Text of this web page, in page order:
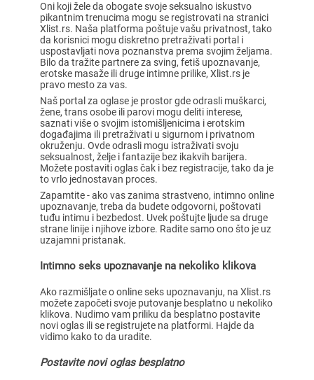
Oni koji žele da obogate svoje seksualno iskustvo
pikantnim trenucima mogu se registrovati na stranici
Xlist.rs. Naša platforma poštuje vašu privatnost, tako
da korisnici mogu diskretno pretraživati portal i
uspostavljati nova poznanstva prema svojim željama.
Bilo da tražite partnere za sving, fetiš upoznavanje,
erotske masaže ili druge intimne prilike, Xlist.rs je
pravo mesto za vas.
Naš portal za oglase je prostor gde odrasli muškarci,
žene, trans osobe ili parovi mogu deliti interese,
saznati više o svojim istomišljenicima i erotskim
događajima ili pretraživati u sigurnom i privatnom
okruženju. Ovde odrasli mogu istraživati svoju
seksualnost, želje i fantazije bez ikakvih barijera.
Možete postaviti oglas čak i bez registracije, tako da je
to vrlo jednostavan proces.
Zapamtite - ako vas zanima strastveno, intimno online
upoznavanje, treba da budete odgovorni, poštovati
tuđu intimu i bezbedost. Uvek poštujte ljude sa druge
strane linije i njihove izbore. Radite samo ono što je uz
uzajamni pristanak.
Intimno seks upoznavanje na nekoliko klikova
Ako razmišljate o online seks upoznavanju, na Xlist.rs
možete započeti svoje putovanje besplatno u nekoliko
klikova. Nudimo vam priliku da besplatno postavite
novi oglas ili se registrujete na platformi. Hajde da
vidimo kako to da uradite.
Postavite novi oglas besplatno